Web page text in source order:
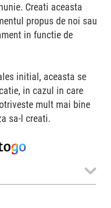
Creati aceasta
propus de noi sau
in functie de
initial, aceasta se
in cazul in care
mult mai bine
sa-l creati.